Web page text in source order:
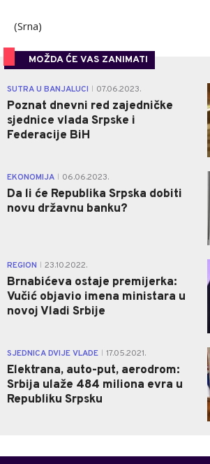
(Srna)
MOŽDA ĆE VAS ZANIMATI
SUTRA U BANJALUCI 07.06.2023.
Poznat dnevni red zajedničke
sjednice vlada Srpske i
Federacije BiH
EKONOMIJA 06.06.2023.
Da li će Republika Srpska dobiti
novu državnu banku?
REGION 23.10.2022.
Brnabićeva ostaje premijerka:
Vučić objavio imena ministara u
novoj Vladi Srbije
SJEDNICA DVIJE VLADE 17.05.2021.
Elektrana, auto-put, aerodrom:
Srbija ulaže 484 miliona evra u
Republiku Srpsku